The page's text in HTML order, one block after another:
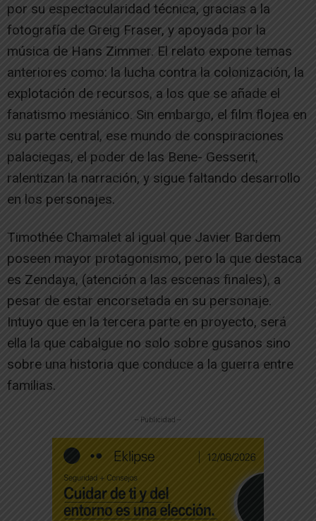
por su espectacularidad técnica, gracias a la
fotografía de Greig Fraser, y apoyada por la
música de Hans Zimmer. El relato expone temas
anteriores como: la lucha contra la colonización, la
explotación de recursos, a los que se añade el
fanatismo mesiánico. Sin embargo, el film flojea en
su parte central, ese mundo de conspiraciones
palaciegas, el poder de las Bene- Gesserit,
ralentizan la narración, y sigue faltando desarrollo
en los personajes.
Timothée Chamalet al igual que Javier Bardem
poseen mayor protagonismo, pero la que destaca
es Zendaya, (atención a las escenas finales), a
pesar de estar encorsetada en su personaje.
Intuyo que en la tercera parte en proyecto, será
ella la que cabalgue no solo sobre gusanos sino
sobre una historia que conduce a la guerra entre
familias.
-- Publicidad --